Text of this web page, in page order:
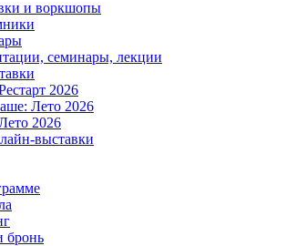
и воркшопы
семинары, лекции
2026
Лето 2026
2026
выставки
бронь